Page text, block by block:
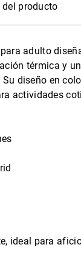
del producto
adulto
térmica y
diseño en
actividades
ideal para